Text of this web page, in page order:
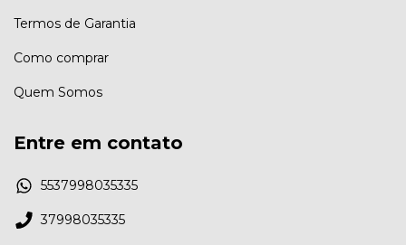
Termos de Garantia
Como comprar
Quem Somos
Entre em contato
5537998035335
37998035335